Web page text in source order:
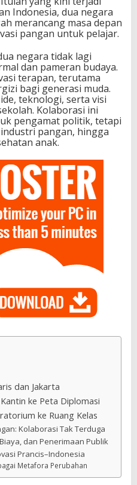
Indonesia, dua negara
merancang masa depan
pangan untuk pelajar.
negara tidak lagi
dan pameran budaya.
terapan, terutama
bagi generasi muda.
teknologi, serta visi
Kolaborasi ini
pengamat politik, tetapi
pangan, hingga
anak.
dan Jakarta
ke Peta Diplomasi
ke Ruang Kelas
Kolaborasi Tak Terduga
dan Penerimaan Publik
Prancis–Indonesia
Metafora Perubahan